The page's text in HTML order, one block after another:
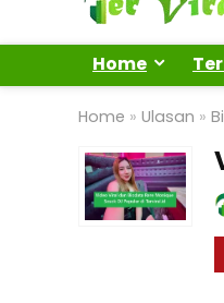
Home
Home » Ulasan »